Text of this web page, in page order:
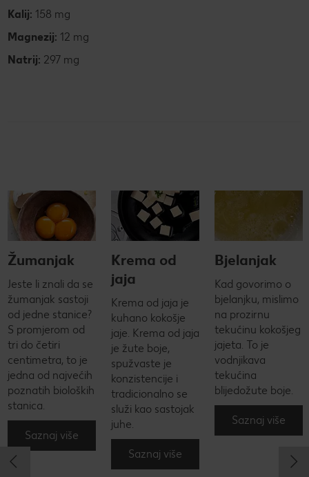
Kalij: 158 mg
Magnezij: 12 mg
Natrij: 297 mg
Žumanjak
Jeste li znali da se
žumanjak sastoji
od jedne stanice?
S promjerom od
tri do četiri
centimetra, to je
jedna od najvećih
poznatih bioloških
stanica.
Saznaj više
Krema od
jaja
Krema od jaja je
kuhano kokošje
jaje. Krema od jaja
je žute boje,
spužvaste je
konzistencije i
tradicionalno se
služi kao sastojak
juhe.
Saznaj više
Bjelanjak
Kad govorimo o
bjelanjku, mislimo
na prozirnu
tekućinu kokošjeg
jajeta. To je
vodnjikava
tekućina
blijedožute boje.
Saznaj više